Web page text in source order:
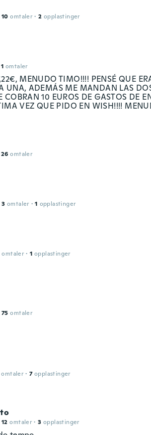
10 omtaler · 2 opplastinger
1 omtaler
MENUDO TIMO!!!! PENSÉ QUE
UNA, ADEMÁS ME MANDAN LAS
COBRAN 10 EUROS DE GASTOS DE
VEZ QUE PIDO EN WISH!!!!
26 omtaler
3 omtaler · 1 opplastinger
omtaler · 1 opplastinger
75 omtaler
omtaler · 7 opplastinger
12 omtaler · 3 opplastinger